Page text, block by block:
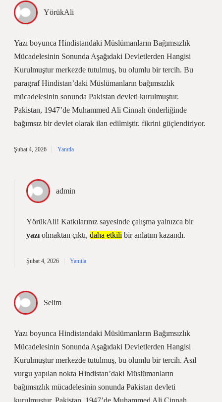
YörükAli
Yazı boyunca Hindistandaki Müslümanların Bağımsızlık
Mücadelesinin Sonunda Aşağıdaki Devletlerden Hangisi
Kurulmuştur merkezde tutulmuş, bu olumlu bir tercih. Bu
paragraf Hindistan’daki Müslümanların bağımsızlık
mücadelesinin sonunda Pakistan devleti kurulmuştur.
Pakistan, 1947’de Muhammed Ali Cinnah önderliğinde
bağımsız bir devlet olarak ilan edilmiştir. fikrini güçlendiriyor.
Şubat 4, 2026 Yanıtla
admin
YörükAli! Katkılarınız sayesinde çalışma yalnızca bir
yazı olmaktan çıktı, daha etkili bir anlatım kazandı.
Şubat 4, 2026 Yanıtla
Selim
Yazı boyunca Hindistandaki Müslümanların Bağımsızlık
Mücadelesinin Sonunda Aşağıdaki Devletlerden Hangisi
Kurulmuştur merkezde tutulmuş, bu olumlu bir tercih. Asıl
vurgu yapılan nokta Hindistan’daki Müslümanların
bağımsızlık mücadelesinin sonunda Pakistan devleti
kurulmuştur. Pakistan, 1947’de Muhammed Ali Cinnah